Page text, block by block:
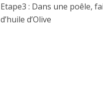
Etape3 : Dans une poêle,
d’huile d’Olive